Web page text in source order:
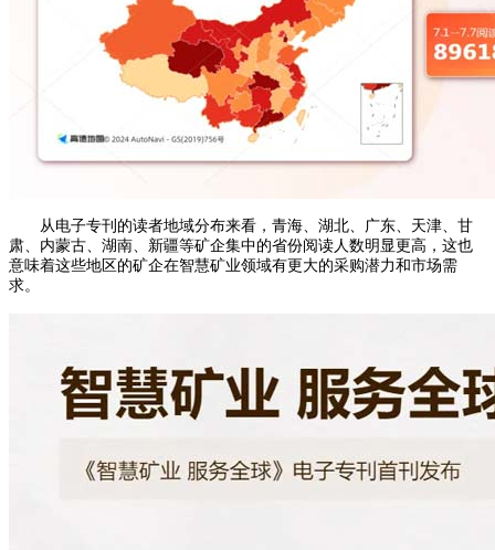
从电子专刊的读者地域分布来看，青海、湖北、广东、天津、甘
肃、内蒙古、湖南、新疆等矿企集中的省份阅读人数明显更高，这也
意味着这些地区的矿企在智慧矿业领域有更大的采购潜力和市场需
求。